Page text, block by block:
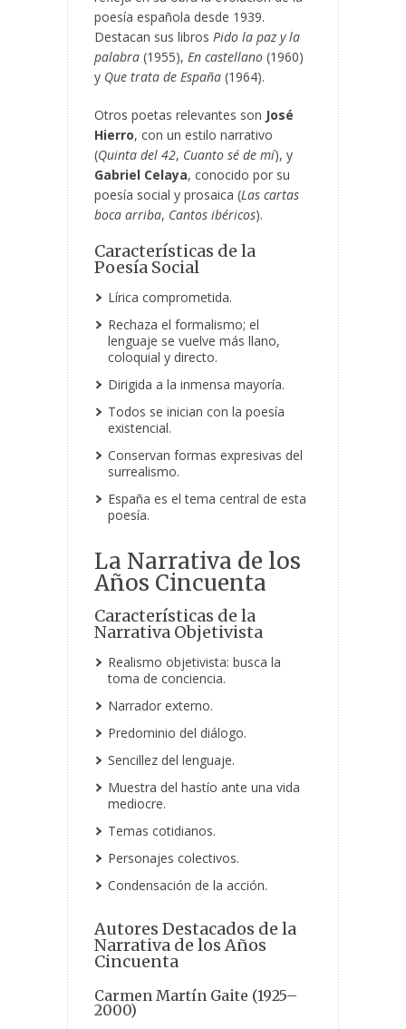
poesía española desde 1939.
Destacan sus libros Pido la paz y la
palabra (1955), En castellano (1960)
y Que trata de España (1964).
Otros poetas relevantes son José
Hierro, con un estilo narrativo
(Quinta del 42, Cuanto sé de mí), y
Gabriel Celaya, conocido por su
poesía social y prosaica (Las cartas
boca arriba, Cantos ibéricos).
Características de la
Poesía Social
Lírica comprometida.
Rechaza el formalismo; el
lenguaje se vuelve más llano,
coloquial y directo.
Dirigida a la inmensa mayoría.
Todos se inician con la poesía
existencial.
Conservan formas expresivas del
surrealismo.
España es el tema central de esta
poesía.
La Narrativa de los
Años Cincuenta
Características de la
Narrativa Objetivista
Realismo objetivista: busca la
toma de conciencia.
Narrador externo.
Predominio del diálogo.
Sencillez del lenguaje.
Muestra del hastío ante una vida
mediocre.
Temas cotidianos.
Personajes colectivos.
Condensación de la acción.
Autores Destacados de la
Narrativa de los Años
Cincuenta
Carmen Martín Gaite (1925–
2000)